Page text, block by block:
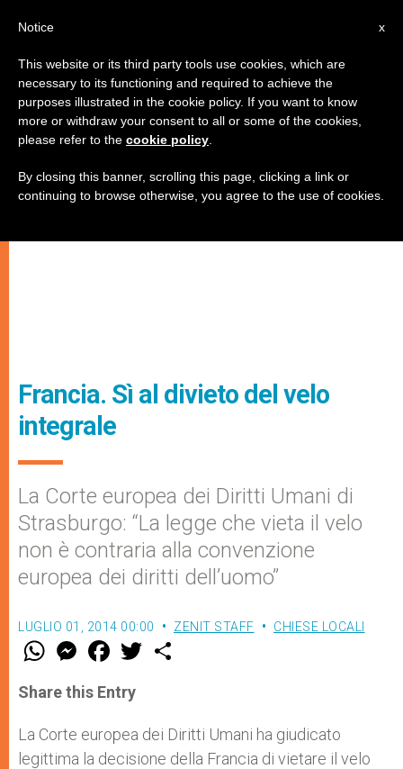
Francia. Sì al divieto del velo
integrale
La Corte europea dei Diritti Umani di
Strasburgo: “La legge che vieta il velo
non è contraria alla convenzione
europea dei diritti dell’uomo”
LUGLIO 01, 2014 00:00 ZENIT STAFF CHIESE LOCALI
W
t
s
p
p
M
e
s
e
g
e
F
a
e
b
o
k
w
r
Share this Entry
La Corte europea dei Diritti Umani ha giudicato
legittima la decisione della Francia di vietare il velo
x
Notice
This website or its third party tools use cookies, which are
necessary to its functioning and required to achieve the
purposes illustrated in the cookie policy. If you want to know
more or withdraw your consent to all or some of the cookies,
please refer to the cookie policy
By closing this banner, scrolling this page, clicking a link or
continuing to browse otherwise, you agree to the use of cookies.